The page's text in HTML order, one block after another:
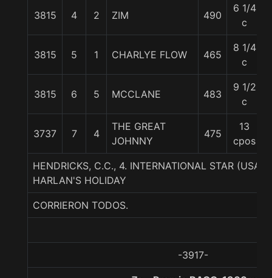
3815 4 2 ZIM 490
6 1/4
c
3815 5 1 CHARLYE FLOW 465
8 1/4
c
3815 6 5 MCCLANE 483
9 1/2
c
3737 7 4
THE GREAT
JOHNNY
475
13
cpos
HENDRICKS, C.C., 4. INTERNATIONAL STAR
HARLAN'S HOLIDAY
CORRIERON TODOS.
-3917-